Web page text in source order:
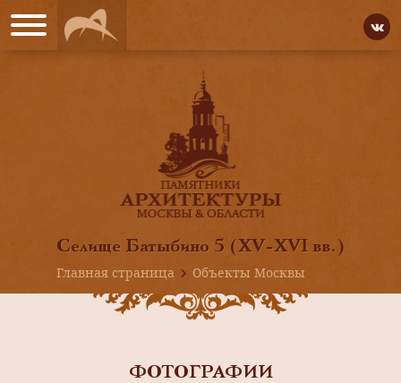
Селище Батыбино 5 (XV-XVI вв.)
Главная страница
Объекты Москвы
ФОТОГРАФИИ